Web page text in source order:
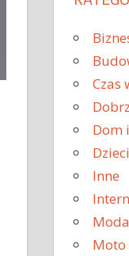
Czas
Dom
Dzieci
Inne
Moto